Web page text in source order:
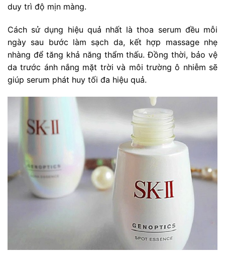
duy trì độ mịn màng.
Cách sử dụng hiệu quả nhất là thoa serum đều mỗi
ngày sau bước làm sạch da, kết hợp massage nhẹ
nhàng để tăng khả năng thẩm thấu. Đồng thời, bảo vệ
da trước ánh nắng mặt trời và môi trường ô nhiễm sẽ
giúp serum phát huy tối đa hiệu quả.